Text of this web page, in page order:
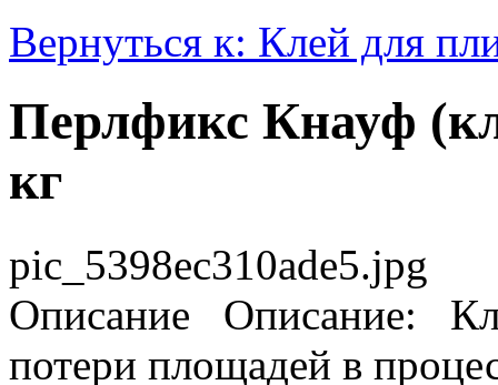
Вернуться к: Клей для
Перлфикс Кнауф
кг
pic_5398ec310ade5.jpg
Описание Описание:
потери площадей в